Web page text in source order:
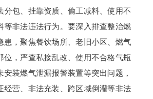
分包、挂靠资质、偷工减料、使用不
等非法违法行为。要深入排查整治燃
患，聚焦餐饮场所、老旧小区、燃气
位，严查私接乱改、使用不合格气瓶
安装燃气泄漏报警装置等突出问题，
经营、非法充装、跨区域倒灌等非法